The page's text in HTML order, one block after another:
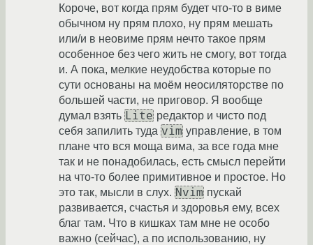
Короче, вот когда прям будет что-то в виме
обычном ну прям плохо, ну прям мешать
или/и в неовиме прям нечто такое прям
особенное без чего жить не смогу, вот тогда
и. А пока, мелкие неудобства которые по
сути основаны на моём неосиляторстве по
большей части, не приговор. Я вообще
думал взять Lite редактор и чисто под
себя запилить туда vim управление, в том
плане что вся моща вима, за все года мне
так и не понадобилась, есть смысл перейти
на что-то более примитивное и простое. Но
это так, мысли в слух. Nvim пускай
развивается, счастья и здоровья ему, всех
благ там. Что в кишках там мне не особо
важно (сейчас), а по использованию, ну